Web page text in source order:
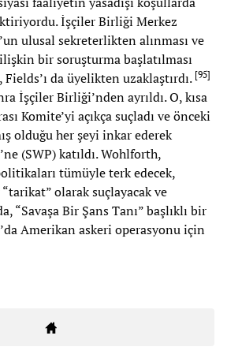
İşçiler Birliği Merkez
ulusal sekreterlikten alınması ve
bir soruşturma başlatılması
da üyelikten uzaklaştırdı. [95]
İşçiler Birliği’nden ayrıldı. O, kısa
Komite’yi açıkça suçladı ve önceki
olduğu her şeyi inkar ederek
(SWP) katıldı. Wohlforth,
tümüyle terk edecek,
olarak suçlayacak ve
“Savaşa Bir Şans Tanı” başlıklı bir
Amerikan askeri operasyonu için